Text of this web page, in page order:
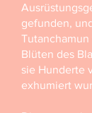
gefunden,
Blüten des
sie Hunderte
exhumiert